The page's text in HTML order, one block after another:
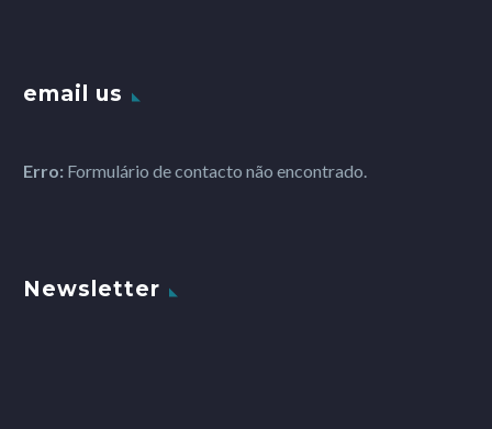
email us
Erro: Formulário de contacto não encontrado.
Newsletter